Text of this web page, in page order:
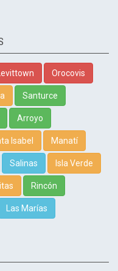
Levittown Orocovis
Santurce
Arroyo
Isabel Manatí
Salinas Isla Verde
Rincón
Las Marías